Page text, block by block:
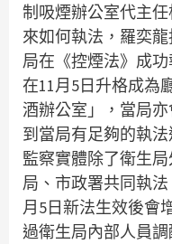
制吸煙辦公室代主
來如何執法，羅奕
局在《控煙法》成
在11月5日升格成為
酒辦公室」，當局
到當局有足夠的執
監察實體除了衛生
局、市政署共同執
月5日新法生效後會
過衛生局內部人員